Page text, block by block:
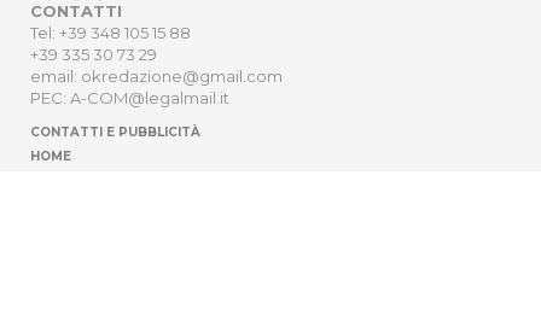
CONTATTI
Tel: +39 348 105 15 88
+39 335 30 73 29
email: okredazione@gmail.com
PEC: A-COM@legalmail.it
CONTATTI E PUBBLICITÀ
HOME